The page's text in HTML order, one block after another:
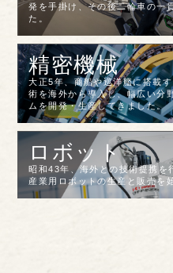
発を手掛け、その後二輪車の一
た。
精密機械
大正5年、商船や巡洋艦に搭載
術を海外から導入し、幅広い分
ムを開発・生産してきました。
ロボット
昭和43年、海外との技術提携を
産業用ロボットの生産と販売を